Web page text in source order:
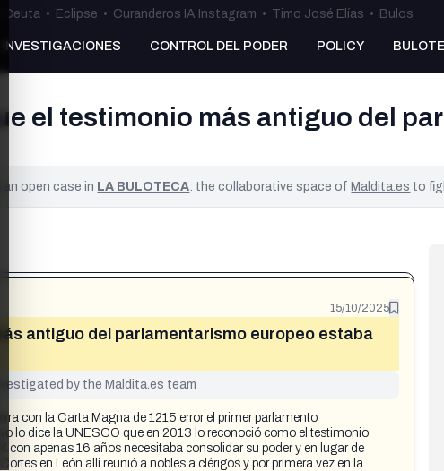
Ceuta • Eclipse • Curanderos IA Instagram • Timo José Elías • Bulos
INVESTIGACIONES CONTROL DEL PODER POLICY
el testimonio más antiguo del
open case in LA BULOTECA: the collaborative space ofMaldita.es to
15/10/2025
antiguo del parlamentarismo europeo estaba
by the Maldita.es team
con la Carta Magna de 1215 error el primer parlamento
lo dice la UNESCO que en 2013 lo reconoció como el testimonio
con apenas 16 años necesitaba consolidar su poder y en lugar de
en León allí reunió a nobles a clérigos y por primera vez en la